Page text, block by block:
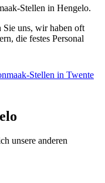
Stellen in Hengelo.
Sie uns, wir haben oft
die festes Personal
Stellen in Twente
unsere anderen